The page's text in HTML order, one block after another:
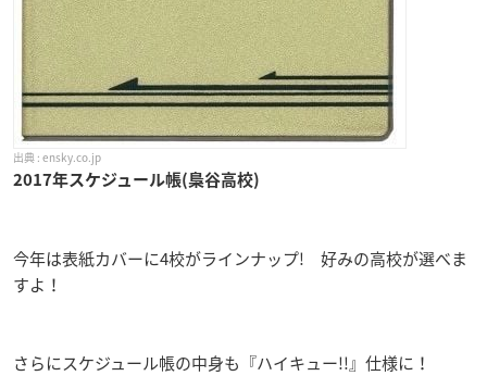
ensky.co.jp
2017年スケジュール帳(梟谷高校)
今年は表紙カバーに4校がラインナップ! 好みの高校が選べま
すよ！
さらにスケジュール帳の中身も『ハイキュー!!』仕様に！